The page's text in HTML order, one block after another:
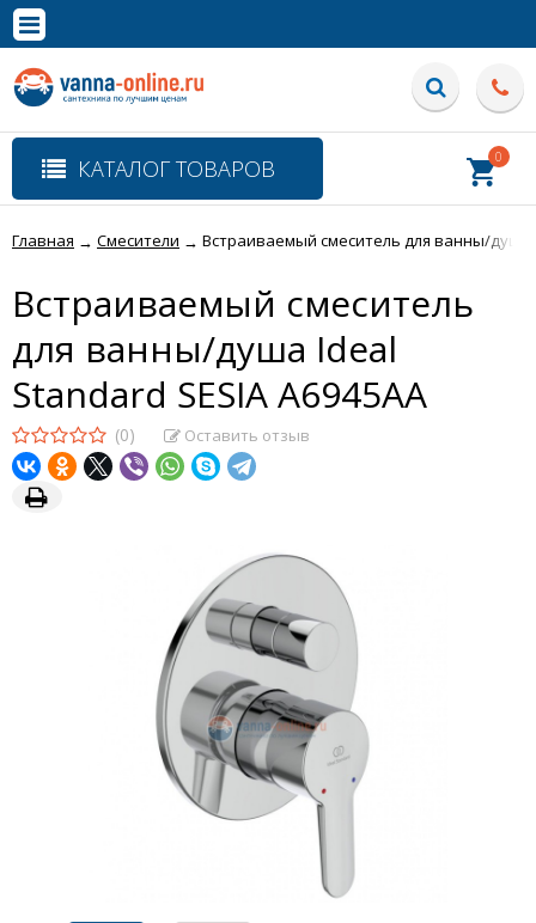
Полная версия сайта
КАТАЛОГ ТОВАРОВ 0
Главная → Смесители → Встраиваемый смеситель для ванны/душа
Встраиваемый смеситель
для ванны/душа Ideal
Standard SESIA A6945AA
(0) Оставить отзыв